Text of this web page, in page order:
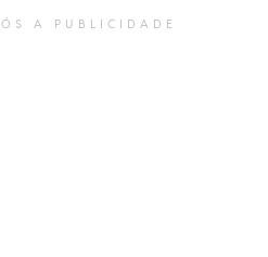
A PUBLICIDADE